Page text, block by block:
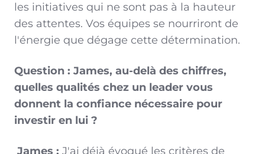
les initiatives qui ne sont pas à la hauteur
des attentes. Vos équipes se nourriront de
l'énergie que dégage cette détermination.
Question : James, au-delà des chiffres,
quelles qualités chez un leader vous
donnent la confiance nécessaire pour
investir en lui ?
James : J'ai déjà évoqué les critères de